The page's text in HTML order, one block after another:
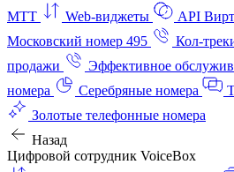
МТТ
Web-виджеты
API
Московский номер 495
Кол-
продажи
Эффективное
номера
Серебряные номера
Золотые телефонные номера
Назад
Цифровой сотрудник VoiceBox